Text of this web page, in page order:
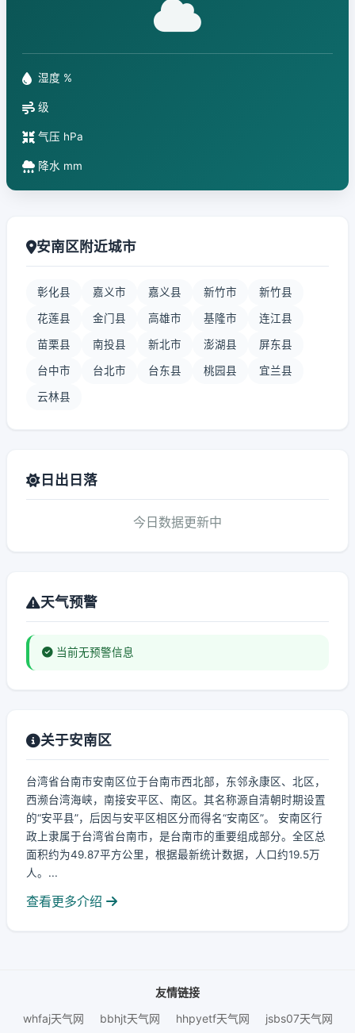
湿度 %
级
气压 hPa
降水 mm
安南区附近城市
彰化县 嘉义市 嘉义县 新竹市 新竹县
花莲县 金门县 高雄市 基隆市 连江县
苗栗县 南投县 新北市 澎湖县 屏东县
台中市 台北市 台东县 桃园县 宜兰县
云林县
日出日落
今日数据更新中
天气预警
当前无预警信息
关于安南区
台湾省台南市安南区位于台南市西北部，东邻永康区、北区，
西濒台湾海峡，南接安平区、南区。其名称源自清朝时期设置
的“安平县”，后因与安平区相区分而得名“安南区”。 安南区行
政上隶属于台湾省台南市，是台南市的重要组成部分。全区总
面积约为49.87平方公里，根据最新统计数据，人口约19.5万
人。...
查看更多介绍
友情链接
whfaj天气网
bbhjt天气网 hhpyetf天气网
jsbs07天气网